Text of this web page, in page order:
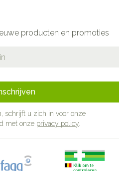
producten en promoties
schrijft u zich in voor onze
met onze privacy policy